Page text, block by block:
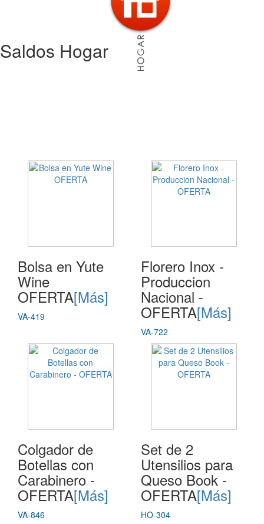
Saldos Hogar
Bolsa en Yute
Wine
OFERTA[Más]
VA-419
Florero Inox -
Produccion
Nacional -
OFERTA[Más]
VA-722
Colgador de
Botellas con
Carabinero -
OFERTA[Más]
VA-846
Set de 2
Utensilios para
Queso Book -
OFERTA[Más]
HO-304